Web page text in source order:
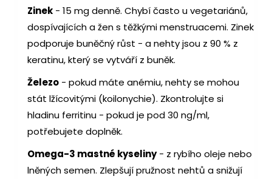
Zinek - 15 mg denně. Chybí často u vegetariánů,
dospívajících a žen s těžkými menstruacemi. Zinek
podporuje buněčný růst - a nehty jsou z 90 % z
keratinu, který se vytváří z buněk.
Železo - pokud máte anémiu, nehty se mohou
stát lžícovitými (koilonychie). Zkontrolujte si
hladinu ferritinu - pokud je pod 30 ng/ml,
potřebujete doplněk.
Omega-3 mastné kyseliny- z rybího oleje nebo
lněných semen. Zlepšují pružnost nehtů a snižují